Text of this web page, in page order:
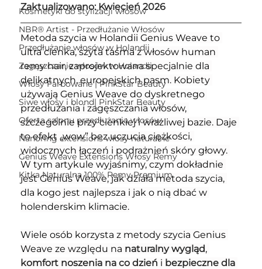
Kosmetyki do stylizacji włosów
NBR® Artist - Przedłużanie Włosów
Przedłużanie włosów w Holandii
Zagęszczanie włosów w Holandii
Włosy Farbowane | PinkStar Beauty
Siwe włosy i blond| PinkStar Beauty
Oferta salonu przedłużania włosów
Nanoring extensions włosy naturalne
Genius Weave Extensions Włosy Remy
Kitka Naturalna 100% Remy Premium
Zaktualizowano: Kwiecień 2026
Metoda szycia w Holandii Genius Weave to
ultra cienka, szyta taśma z włosów human
remy hair, zaprojektowana specjalnie dla
delikatnych, europejskich pasm. Kobiety
używają Genius Weave do dyskretnego
przedłużania i zagęszczania włosów,
szczególnie przy cienkiej i wrażliwej bazie. Daje
to efekt „wow” bez uczucia ciężkości,
widocznych łączeń i podrażnień skóry głowy.
W tym artykule wyjaśnimy, czym dokładnie
jest Genius Weave, jak działa metoda szycia,
dla kogo jest najlepsza i jak o nią dbać w
holenderskim klimacie.
Wiele osób korzysta z metody szycia Genius
Weave ze względu na naturalny wygląd,
komfort noszenia na co dzień i bezpieczne dla